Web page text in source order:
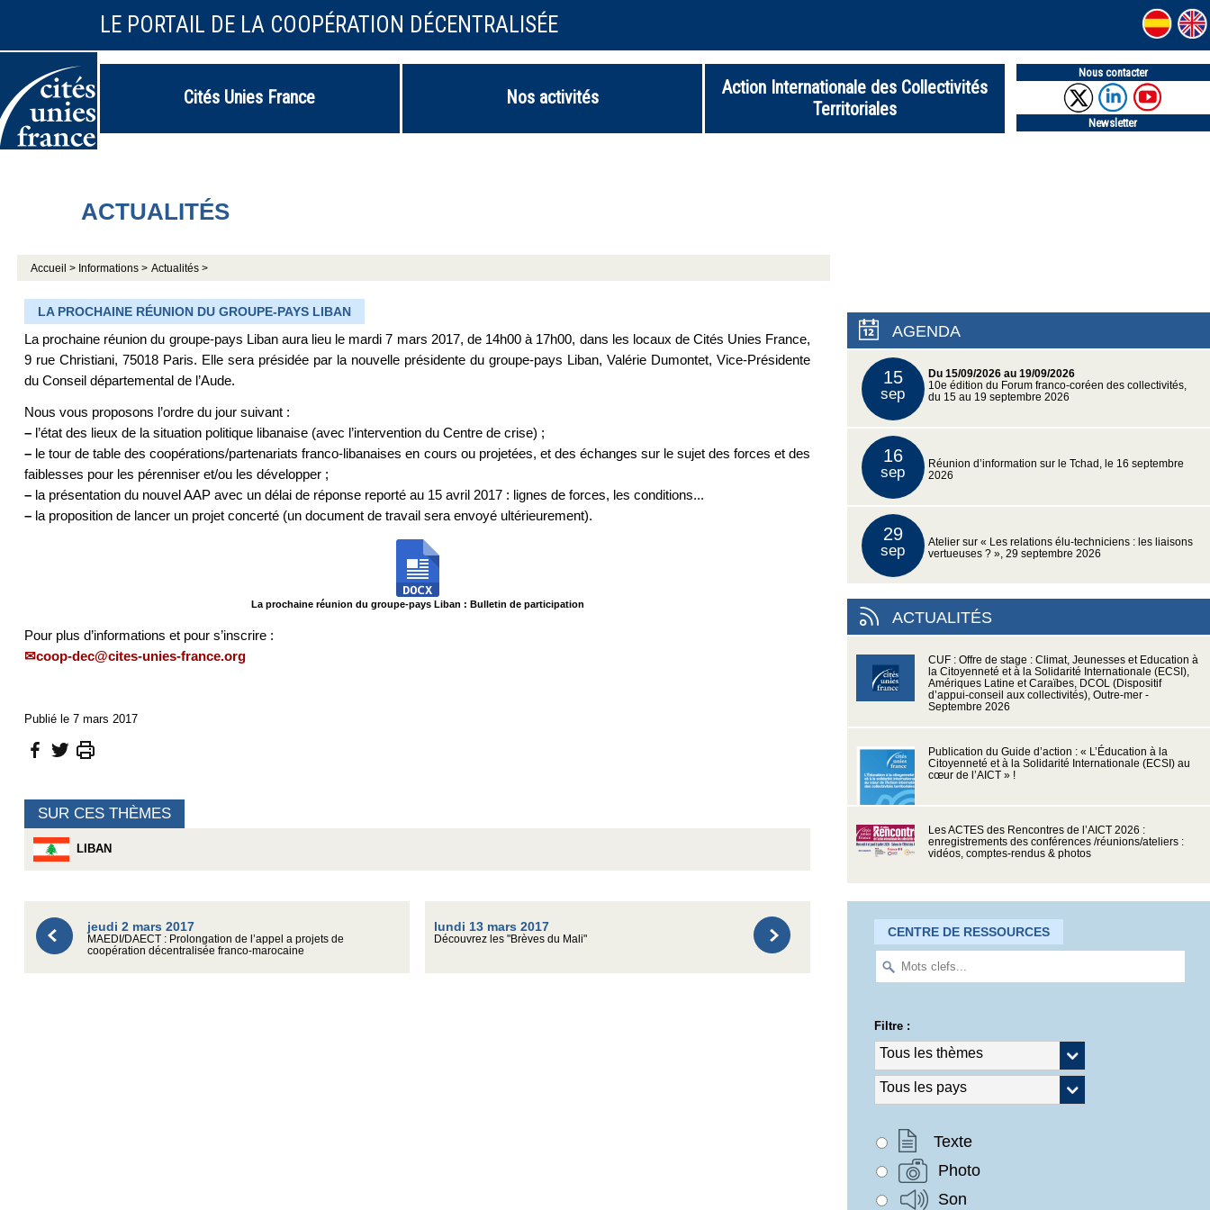
LE PORTAIL DE LA COOPÉRATION DÉCENTRALISÉE
Cités Unies France Nos activités
Action Internationale des Collectivités
Territoriales
Nous contacter
Newsletter
ACTUALITÉS
Accueil > Informations > Actualités >
LA PROCHAINE RÉUNION DU GROUPE-PAYS LIBAN
La prochaine réunion du groupe-pays Liban aura lieu le mardi 7 mars 2017, de 14h00 à 17h00, dans les locaux de Cités Unies France,
9 rue Christiani, 75018 Paris. Elle sera présidée par la nouvelle présidente du groupe-pays Liban, Valérie Dumontet, Vice-Présidente
du Conseil départemental de l’Aude.
Nous vous proposons l’ordre du jour suivant :
–l’état des lieux de la situation politique libanaise (avec l’intervention du Centre de crise) ;
–le tour de table des coopérations/partenariats franco-libanaises en cours ou projetées, et des échanges sur le sujet des forces et des
faiblesses pour les pérenniser et/ou les développer ;
–la présentation du nouvel AAP avec un délai de réponse reporté au 15 avril 2017 : lignes de forces, les conditions...
–la proposition de lancer un projet concerté (un document de travail sera envoyé ultérieurement).
La prochaine réunion du groupe-pays Liban : Bulletin de participation
Pour plus d’informations et pour s’inscrire :
coop-dec@cites-unies-france.org
Publié le 7 mars 2017
SUR CES THÈMES
LIBAN
jeudi 2 mars 2017
MAEDI/DAECT : Prolongation de l’appel a projets de
coopération décentralisée franco-marocaine
lundi 13 mars 2017
Découvrez les "Brèves du Mali"
AGENDA
15
sep
Du 15/09/2026 au 19/09/2026
10e édition du Forum franco-coréen des collectivités,
du 15 au 19 septembre 2026
16
sep
Réunion d’information sur le Tchad, le 16 septembre
2026
29
sep
Atelier sur « Les relations élu-techniciens : les liaisons
vertueuses ? », 29 septembre 2026
ACTUALITÉS
CUF : Offre de stage : Climat, Jeunesses et Education à
la Citoyenneté et à la Solidarité Internationale (ECSI),
Amériques Latine et Caraïbes, DCOL (Dispositif
d’appui-conseil aux collectivités), Outre-mer -
Septembre 2026
Publication du Guide d’action : « L’Éducation à la
Citoyenneté et à la Solidarité Internationale (ECSI) au
cœur de l’AICT » !
Les ACTES des Rencontres de l’AICT 2026 :
enregistrements des conférences /réunions/ateliers :
vidéos, comptes-rendus & photos
CENTRE DE RESSOURCES
Filtre :
Texte
Photo
Son